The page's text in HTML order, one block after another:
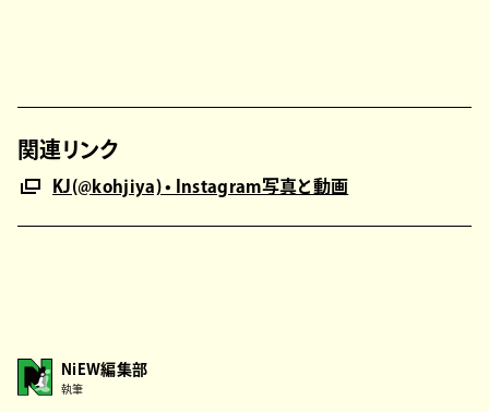
関連リンク
KJ(@kohjiya) • Instagram写真と動画
NiEW編集部
執筆